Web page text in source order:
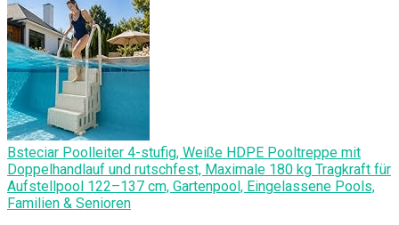
Bsteciar Poolleiter 4-stufig, Weiße HDPE Pooltreppe mit
Doppelhandlauf und rutschfest, Maximale 180 kg Tragkraft für
Aufstellpool 122–137 cm, Gartenpool, Eingelassene Pools,
Familien & Senioren